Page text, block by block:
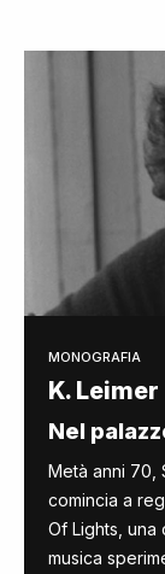
MONOGRAFIA
K. Leimer
Nel
Metà anni 70,
comincia a
Of Lights,
musica